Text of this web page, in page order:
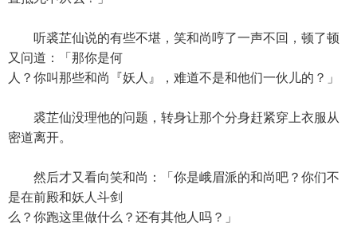
听裘芷仙说的有些不堪，笑和尚哼了一声不回，顿了顿
又问道：「那你是何
人？你叫那些和尚『妖人』，难道不是和他们一伙儿的？」
裘芷仙没理他的问题，转身让那个分身赶紧穿上衣服从
密道离开。
然后才又看向笑和尚：「你是峨眉派的和尚吧？你们不
是在前殿和妖人斗剑
么？你跑这里做什么？还有其他人吗？」